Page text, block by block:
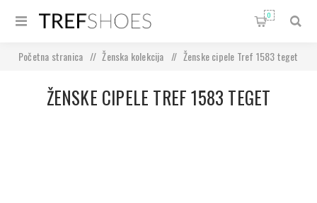
0
Početna stranica / Ženska kolekcija / Ženske cipele Tref 1583 teget
ŽENSKE CIPELE TREF 1583 TEGET